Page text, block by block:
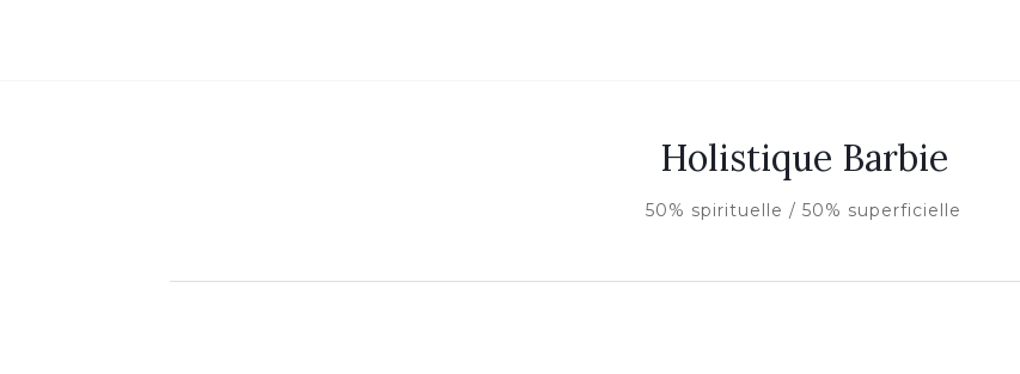
Holistique Barbie
50% spirituelle / 50% superficielle